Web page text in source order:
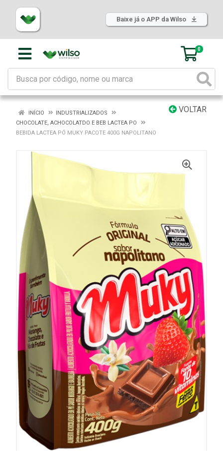
Baixe já o APP da Wilso
0
VOLTAR
INÍCIO
INDUSTRIALIZADOS
CHOCOLATE, ACHOCOLATDO E BEB LACTEA PO
BEBIDA LACTEA PÓ MUKY PACOTE 400G NAPOLITANO